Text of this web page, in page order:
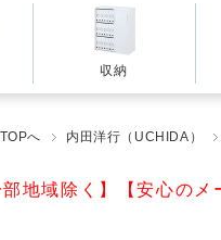
収納
へ 内田洋行（UCHIDA）
地域除く】【安心のメ